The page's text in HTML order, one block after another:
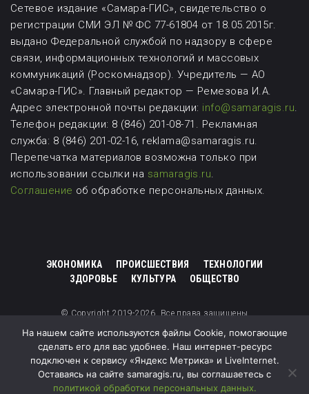
Сетевое издание «Самара-ГИС», свидетельство о
регистрации СМИ ЭЛ № ФС 77-61804 от 18.05.2015г.
выдано Федеральной службой по надзору в сфере
связи, информационных технологий и массовых
коммуникаций (Роскомнадзор). Учредитель — АО
«Самара-ГИС». Главный редактор — Ремезова И.А.
Адрес электронной почты редакции: info@samaragis.ru.
Телефон редакции: 8 (846) 201-08-71. Рекламная
служба: 8 (846) 201-02-16, reklama@samaragis.ru.
Перепечатка материалов возможнатолько при
использовании ссылки на samaragis.ru.
Соглашение об обработке персональных данных.
ЭКОНОМИКА ПРОИСШЕСТВИЯ
ТЕХНОЛОГИИ
ЗДОРОВЬЕ
КУЛЬТУРА ОБЩЕСТВО
© Copyright 2019-2026. Все права защищены
На нашем сайте используются файлы Cookie, помогающие
сделать его для вас удобнее. Наш интернет-ресурс
подключен к сервису «Яндекс Метрика» и LiveInternet.
Оставаясь на сайте samaragis.ru, вы соглашаетесь с
политикой обработки персональных данных.